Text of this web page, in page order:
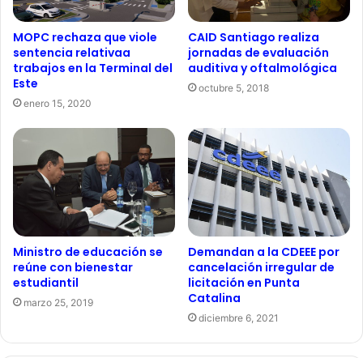
MOPC rechaza que viole
sentencia relativaa
trabajos en la Terminal del
Este
enero 15, 2020
CAID Santiago realiza
jornadas de evaluación
auditiva y oftalmológica
octubre 5, 2018
Ministro de educación se
reúne con bienestar
estudiantil
marzo 25, 2019
Demandan a la CDEEE por
cancelación irregular de
licitación en Punta
Catalina
diciembre 6, 2021